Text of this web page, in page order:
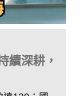
續深耕，